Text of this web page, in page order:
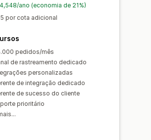
ano (economia de 21%)
por cota adicional
pedidos/mês
de rastreamento dedicado
personalizadas
de integração dedicado
de sucesso do cliente
prioritário